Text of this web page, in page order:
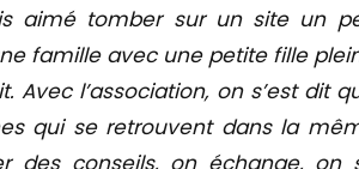
aimé tomber sur un site un
famille avec une petite fille
l’association, on s’est dit
qui se retrouvent dans la
des conseils, on échange, on